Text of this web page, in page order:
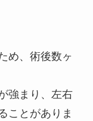
め、術後数ヶ
強まり、左右
ことがありま